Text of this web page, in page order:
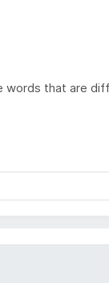
words that are